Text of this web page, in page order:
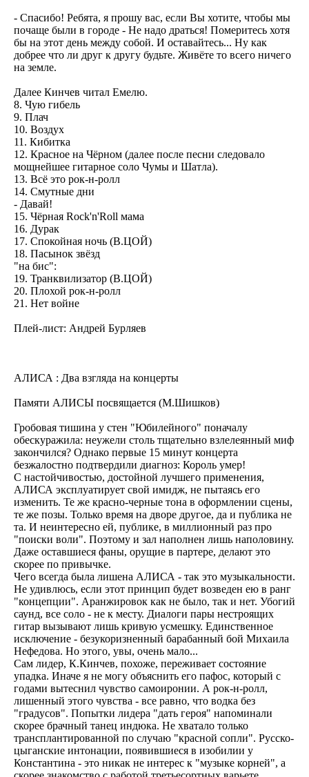
- Спасибо! Ребята, я прошу вас, если Вы хотите, чтобы мы
почаще были в городе - Не надо драться! Померитесь хотя
бы на этот день между собой. И оставайтесь... Ну как
добрее что ли друг к другу будьте. Живёте то всего ничего
на земле.
Далее Кинчев читал Емелю.
8. Чую гибель
9. Плач
10. Воздух
11. Кибитка
12. Красное на Чёрном (далее после песни следовало
мощнейшее гитарное соло Чумы и Шатла).
13. Всё это рок-н-ролл
14. Смутные дни
- Давай!
15. Чёрная Rock'n'Roll мама
16. Дурак
17. Спокойная ночь (В.ЦОЙ)
18. Пасынок звёзд
"на бис":
19. Транквилизатор (В.ЦОЙ)
20. Плохой рок-н-ролл
21. Нет войне
Плей-лист: Андрей Бурляев
АЛИСА : Два взгляда на концерты
Памяти АЛИСЫ посвящается (М.Шишков)
Гробовая тишина у стен "Юбилейного" поначалу
обескуражила: неужели столь тщательно взлелеянный миф
закончился? Однако первые 15 минут концерта
безжалостно подтвердили диагноз: Король умер!
С настойчивостью, достойной лучшего применения,
АЛИСА эксплуатирует свой имидж, не пытаясь его
изменить. Те же красно-черные тона в оформлении сцены,
те же позы. Только время на дворе другое, да и публика не
та. И неинтересно ей, публике, в миллионный раз про
"поиски воли". Поэтому и зал наполнен лишь наполовину.
Даже оставшиеся фаны, орущие в партере, делают это
скорее по привычке.
Чего всегда была лишена АЛИСА - так это музыкальности.
Не удивлюсь, если этот принцип будет возведен ею в ранг
"концепции". Аранжировок как не было, так и нет. Убогий
саунд, все соло - не к месту. Диалоги пары нестроящих
гитар вызывают лишь кривую усмешку. Единственное
исключение - безукоризненный барабанный бой Михаила
Нефедова. Но этого, увы, очень мало...
Сам лидер, К.Кинчев, похоже, переживает состояние
упадка. Иначе я не могу объяснить его пафос, который с
годами вытеснил чувство самоиронии. А рок-н-ролл,
лишенный этого чувства - все равно, что водка без
"градусов". Попытки лидера "дать героя" напоминали
скорее брачный танец индюка. Не хватало только
трансплантированной по случаю "красной сопли". Русско-
цыганские интонации, появившиеся в изобилии у
Константина - это никак не интерес к "музыке корней", а